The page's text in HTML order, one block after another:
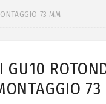
73 MM
GU10